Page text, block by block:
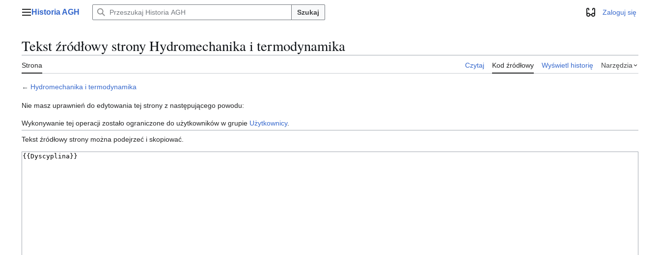
Menu główne
Historia AGH Szukaj WyglądZaloguj się
Tekst źródłowy strony Hydromechanika i termodynamika
Strona Czytaj Kod źródłowy Wyświetl historię Narzędzia
← Hydromechanika i termodynamika
Nie masz uprawnień do edytowania tej strony z następującego powodu:
Wykonywanie tej operacji zostało ograniczone do użytkowników w grupie Użytkownicy.
Tekst źródłowy strony można podejrzeć i skopiować.